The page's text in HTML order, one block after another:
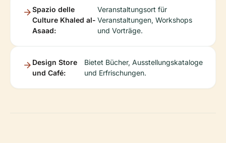
Spazio delle
Culture Khaled al-
Asaad:
Veranstaltungsort für
Veranstaltungen, Workshops
und Vorträge.
Design Store
und Café:
Bietet Bücher, Ausstellungskataloge
und Erfrischungen.